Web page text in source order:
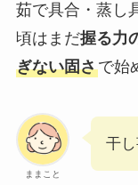
茹で具合・蒸し
頃はまだ握る力
ぎない固さで始
ままこと
干